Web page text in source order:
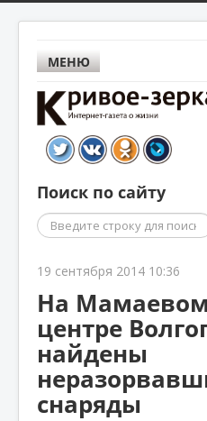
МЕНЮ
Поиск по сайту
Поиск
19 сентября 2014 10:36
На
центре
найдены
снаряды